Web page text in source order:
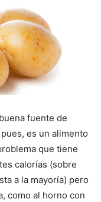
fuente de
es un alimento
que tiene
calorías (sobre
a la mayoría) pero
como al horno con